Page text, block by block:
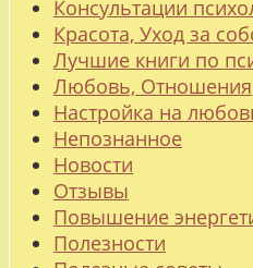
Консультации
Красота, Уход за
Лучшие книги по
Любовь, Отношения
Настройка на
Непознанное
Новости
Отзывы
Повышение
Полезности